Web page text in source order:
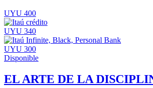
UYU 400
UYU 340
UYU 300
Disponible
EL ARTE DE LA